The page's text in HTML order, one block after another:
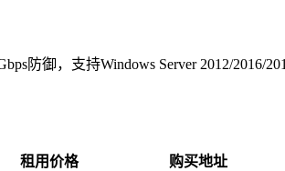
防御，支持Windows Server 2012/2016/
租用价格
购买地址